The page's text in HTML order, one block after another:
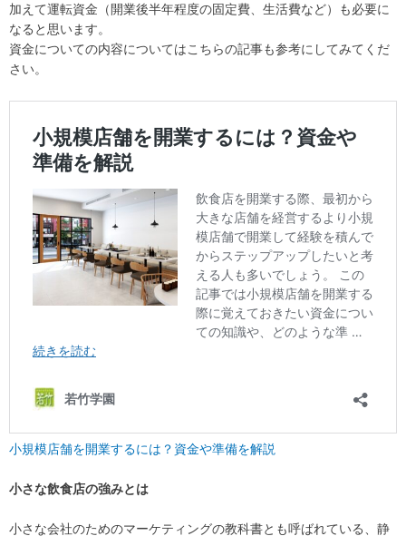
加えて運転資金（開業後半年程度の固定費、生活費など）も必要に
なると思います。
資金についての内容についてはこちらの記事も参考にしてみてくだ
さい。
小規模店舗を開業するには？資金や準備を解説
小さな飲食店の強みとは
小さな会社のためのマーケティングの教科書とも呼ばれている、静